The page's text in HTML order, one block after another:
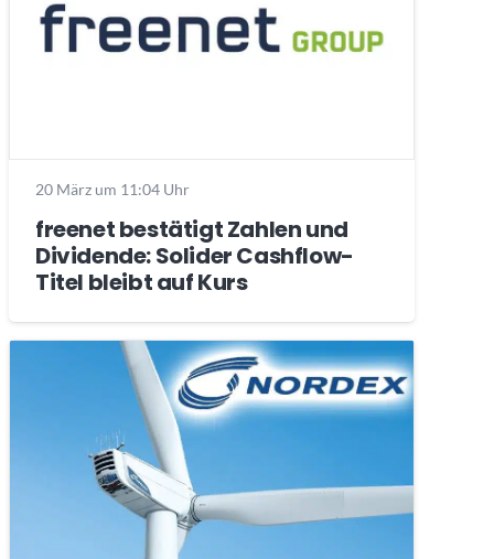
20 März um 11:04 Uhr
freenet bestätigt Zahlen und
Dividende: Solider Cashflow-
Titel bleibt auf Kurs